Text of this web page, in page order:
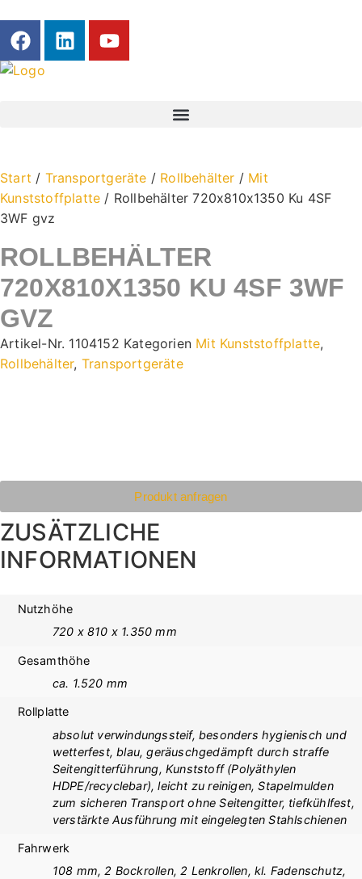
Start / Transportgeräte / Rollbehälter / Mit
Kunststoffplatte / Rollbehälter 720x810x1350 Ku 4SF
3WF gvz
ROLLBEHÄLTER
720X810X1350 KU 4SF 3WF
GVZ
Artikel-Nr. 1104152 Kategorien Mit Kunststoffplatte,
Rollbehälter, Transportgeräte
Produkt anfragen
ZUSÄTZLICHE
INFORMATIONEN
Nutzhöhe
720 x 810 x 1.350 mm
Gesamthöhe
ca. 1.520 mm
Rollplatte
absolut verwindungssteif, besonders hygienisch und
wetterfest, blau, geräuschgedämpft durch straffe
Seitengitterführung, Kunststoff (Polyäthylen
HDPE/recyclebar), leicht zu reinigen, Stapelmulden
zum sicheren Transport ohne Seitengitter, tiefkühlfest,
verstärkte Ausführung mit eingelegten Stahlschienen
Fahrwerk
108 mm, 2 Bockrollen, 2 Lenkrollen, kl. Fadenschutz,